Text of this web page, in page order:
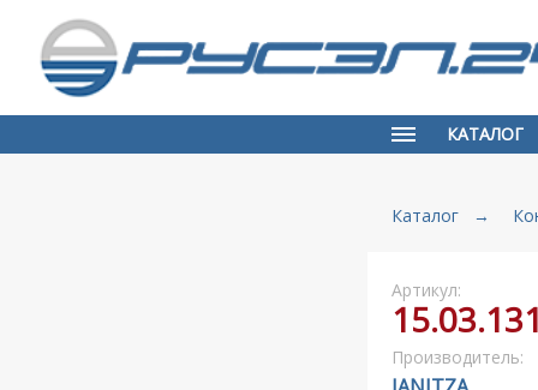
КАТАЛОГ
Каталог →
Артикул:
Производитель: